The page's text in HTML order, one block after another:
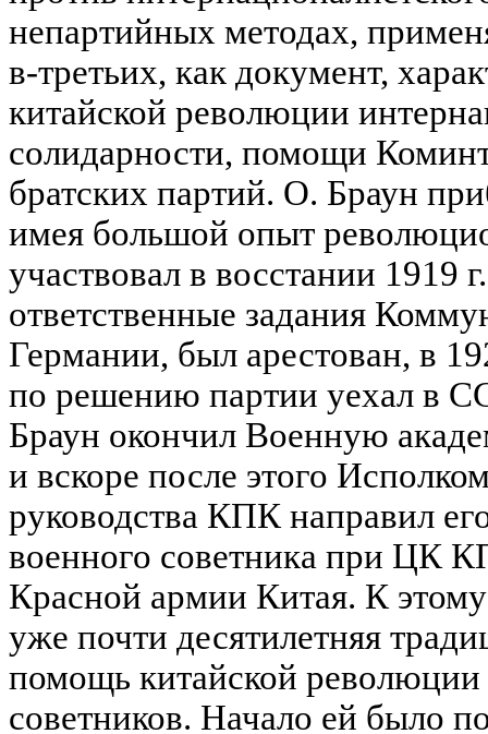
непартийных методах,
в-третьих, как документ,
китайской революции
солидарности, помощи
братских партий. О. Браун
имея большой опыт
участвовал в восстании 1919
ответственные задания
Германии, был арестован, в
по решению партии уехал в
Браун окончил Военную
и вскоре после этого
руководства КПК направил
военного советника при ЦК
Красной армии Китая. К
уже почти десятилетняя
помощь китайской
советников. Начало ей было